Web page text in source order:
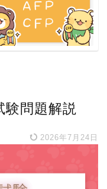
験問題解説
2026年7月24日